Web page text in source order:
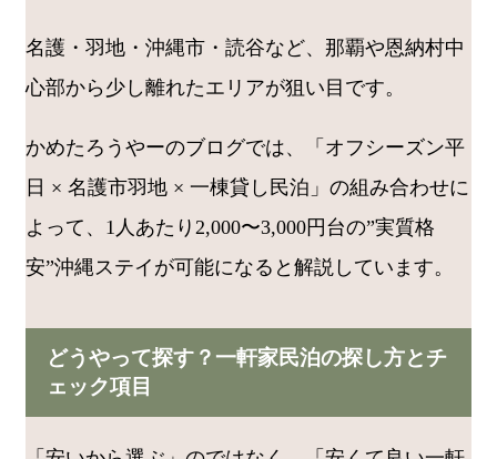
名護・羽地・沖縄市・読谷など、那覇や恩納村中
心部から少し離れたエリアが狙い目です。
かめたろうやーのブログでは、「オフシーズン平
日 × 名護市羽地 × 一棟貸し民泊」の組み合わせに
よって、1人あたり2,000〜3,000円台の”実質格
安”沖縄ステイが可能になると解説しています。
どうやって探す？一軒家民泊の探し方とチ
ェック項目